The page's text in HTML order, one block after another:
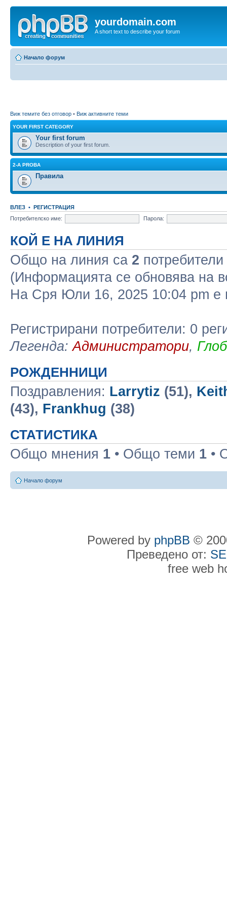
yourdomain.com
A short text to describe your forum
Начало форум
Виж темите без отговор • Виж активните теми
YOUR FIRST CATEGORY
Your first forum
Description of your first forum.
2-A PROBA
Правила
ВЛЕЗ • РЕГИСТРАЦИЯ
Потребителско име:
Парола:
КОЙ Е НА ЛИНИЯ
Общо на линия са 2
(Информацията се обновява на
На Сря Юли 16, 2025 10:04 pm
Регистрирани потребители: 0
Легенда:Администратори,
РОЖДЕННИЦИ
Поздравления: Larrytiz (51),
(43), Frankhug (38)
СТАТИСТИКА
Общо мнения 1 • Общо теми 1 •
Начало форум
Powered by phpBB ©
Преведено от:
free web